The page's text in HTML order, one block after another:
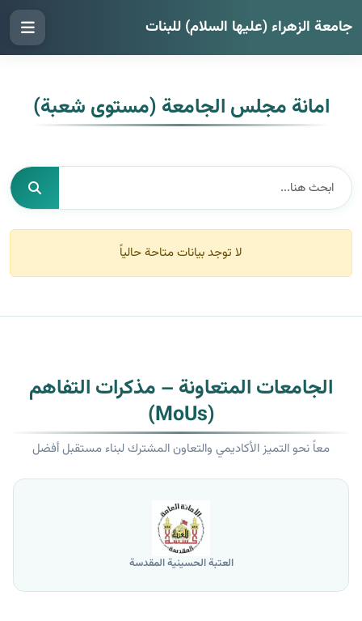
جامعة الزهراء (عليها السلام) للبنات
امانة مجلس الجامعة (مستوى شعبة)
لا توجد بيانات متاحة حالياً
الجامعات المتعاونة – مذكرات التفاهم
(MoUs)
معاً نحو التميز الأكاديمي والتعاون المشترك لبناء مستقبل أفضل
العتبة الحسينية المقدسة